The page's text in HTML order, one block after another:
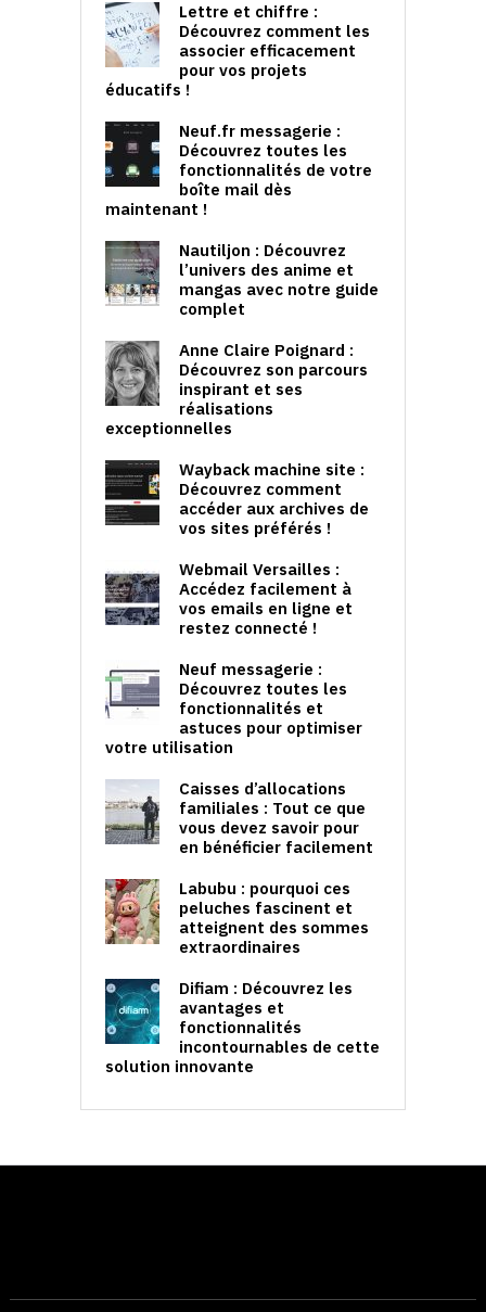
Lettre et chiffre :
Découvrez comment les
associer efficacement
pour vos projets
éducatifs !
Neuf.fr messagerie :
Découvrez toutes les
fonctionnalités de votre
boîte mail dès
maintenant !
Nautiljon : Découvrez
l’univers des anime et
mangas avec notre guide
complet
Anne Claire Poignard :
Découvrez son parcours
inspirant et ses
réalisations
exceptionnelles
Wayback machine site :
Découvrez comment
accéder aux archives de
vos sites préférés !
Webmail Versailles :
Accédez facilement à
vos emails en ligne et
restez connecté !
Neuf messagerie :
Découvrez toutes les
fonctionnalités et
astuces pour optimiser
votre utilisation
Caisses d’allocations
familiales : Tout ce que
vous devez savoir pour
en bénéficier facilement
Labubu : pourquoi ces
peluches fascinent et
atteignent des sommes
extraordinaires
Difiam : Découvrez les
avantages et
fonctionnalités
incontournables de cette
solution innovante